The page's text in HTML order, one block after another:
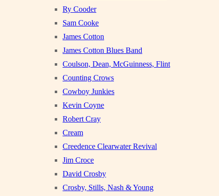
Ry Cooder
Sam Cooke
James Cotton
James Cotton Blues Band
Coulson, Dean, McGuinness, Flint
Counting Crows
Cowboy Junkies
Kevin Coyne
Robert Cray
Cream
Creedence Clearwater Revival
Jim Croce
David Crosby
Crosby, Stills, Nash & Young